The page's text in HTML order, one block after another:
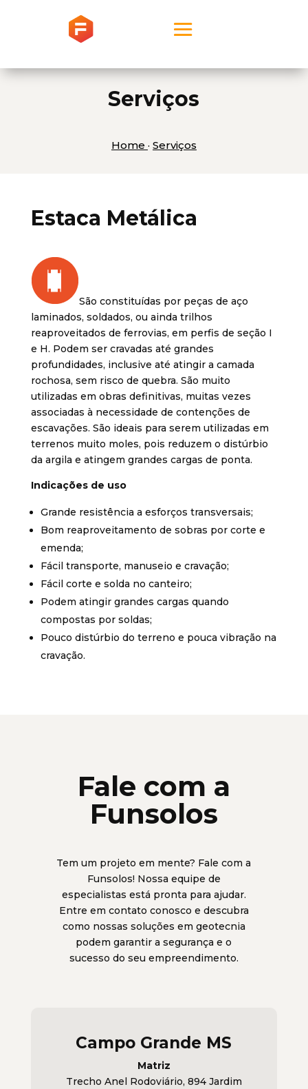
Serviços
Home · Serviços
Estaca Metálica
São constituídas por peças de aço
laminados, soldados, ou ainda trilhos
reaproveitados de ferrovias, em perfis de seção I
e H. Podem ser cravadas até grandes
profundidades, inclusive até atingir a camada
rochosa, sem risco de quebra. São muito
utilizadas em obras definitivas, muitas vezes
associadas à necessidade de contenções de
escavações. São ideais para serem utilizadas em
terrenos muito moles, pois reduzem o distúrbio
da argila e atingem grandes cargas de ponta.
Indicações de uso
Grande resistência a esforços transversais;
Bom reaproveitamento de sobras por corte e
emenda;
Fácil transporte, manuseio e cravação;
Fácil corte e solda no canteiro;
Podem atingir grandes cargas quando
compostas por soldas;
Pouco distúrbio do terreno e pouca vibração na
cravação.
Fale com a
Funsolos
Tem um projeto em mente? Fale com a
Funsolos! Nossa equipe de
especialistas está pronta para ajudar.
Entre em contato conosco e descubra
como nossas soluções em geotecnia
podem garantir a segurança e o
sucesso do seu empreendimento.
Campo Grande MS
Matriz
Trecho Anel Rodoviário, 894 Jardim